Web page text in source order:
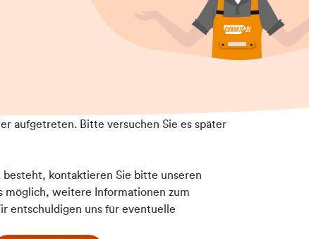
aufgetreten. Bitte versuchen Sie es später
besteht, kontaktieren Sie bitte unseren
möglich, weitere Informationen zum
entschuldigen uns für eventuelle